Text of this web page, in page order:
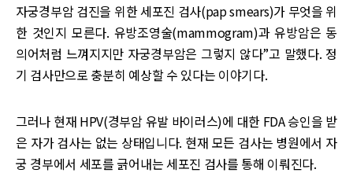
자궁경부암 검진을 위한 세포진 검사(pap smears)가 무엇을 위
한 것인지 모른다. 유방조영술(mammogram)과 유방암은 동
의어처럼 느껴지지만 자궁경부암은 그렇지 않다”고 말했다. 정
기 검사만으로 충분히 예상할 수 있다는 이야기다.
그러나 현재 HPV(경부암 유발 바이러스)에 대한 FDA 승인을 받
은 자가 검사는 없는 상태입니다. 현재 모든 검사는 병원에서 자
궁 경부에서 세포를 긁어내는 세포진 검사를 통해 이뤄진다.